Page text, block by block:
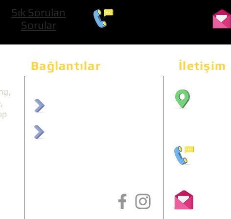
Sık Sorulan
Sorular
Bağlantılar İletişim